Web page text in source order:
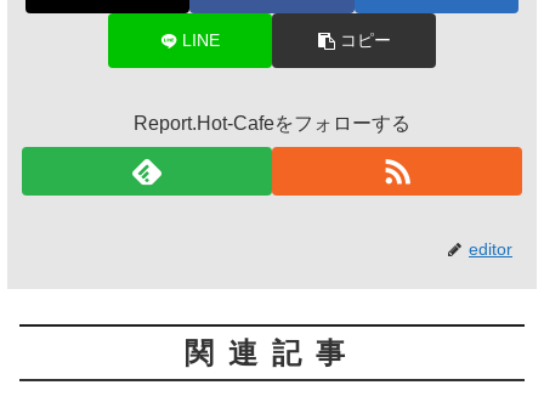
LINE コピー
Report.Hot-Cafeをフォローする
editor
関連記事